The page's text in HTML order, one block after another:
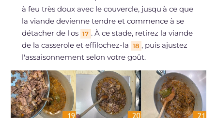
à feu très doux avec le couvercle, jusqu'à ce que
la viande devienne tendre et commence à se
détacher de l'os 17 . À ce stade, retirez la viande
de la casserole et effilochez-la 18 , puis ajustez
l'assaisonnement selon votre goût.